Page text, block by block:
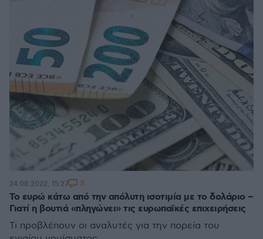
Το ευρώ κάτω από την απόλυτη ισοτιμία με το δολάριο –
Γιατί η βουτιά «πληγώνει» τις ευρωπαϊκές επιχειρήσεις
Τι προβλέπουν οι αναλυτές για την πορεία του
24.08.2022, 15:27 3